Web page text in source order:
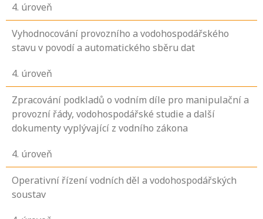
4. úroveň
Vyhodnocování provozního a vodohospodářského
stavu v povodí a automatického sběru dat
4. úroveň
Zpracování podkladů o vodním díle pro manipulační a
provozní řády, vodohospodářské studie a další
dokumenty vyplývající z vodního zákona
4. úroveň
Operativní řízení vodních děl a vodohospodářských
soustav